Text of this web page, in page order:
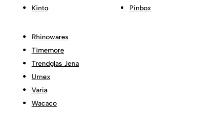
Kinto
Pinbox
Rhinowares
Timemore
Trendglas Jena
Urnex
Varia
Wacaco